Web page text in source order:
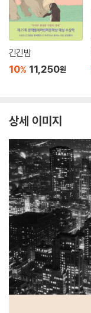
긴긴밤
10% 11,250원
상세 이미지